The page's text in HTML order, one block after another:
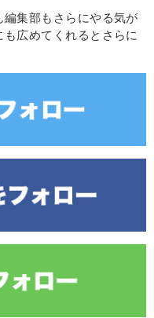
集部もさらにやる気が
広めてくれるとさらに